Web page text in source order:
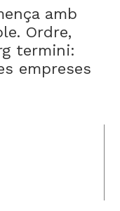
amb
Ordre,
termini:
empreses